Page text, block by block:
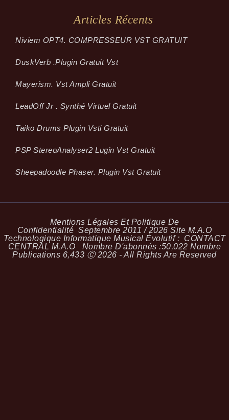
Articles Récents
Niviem OPT4. COMPRESSEUR VST GRATUIT
Dusk­Verb .plugin Gratuit Vst
Mayerism. Vst Ampli Gratuit
LeadOff Jr . Synthé Virtuel Gratuit
Taiko Drums Plugin Vsti Gratuit
PSP StereoAnalyser2 Lugin Vst Gratuit
Sheepadoodle Phaser. Plugin Vst Gratuit
Mentions Légales Et Politique De
Confidentialité Septembre 2011 / 2026 Site M.A.O
Technologique Informatique Musical Évolutif : CONTACT
CENTRAL M.A.O Nombre D'abonnés :50,022 Nombre
Publications 6,433 Ⓒ 2026 - All Rights Are Reserved